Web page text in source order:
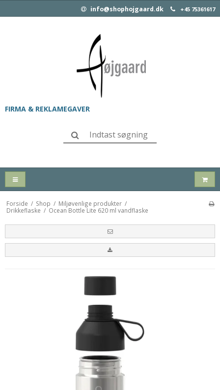
info@shophojgaard.dk +45 75361617
FIRMA & REKLAMEGAVER
Forside / Shop / Miljøvenlige produkter /
Drikkeflaske / Ocean Bottle Lite 620 ml vandflaske